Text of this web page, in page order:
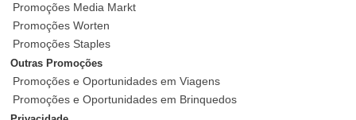
Promoções Media Markt
Promoções Worten
Promoções Staples
Outras Promoções
Promoções e Oportunidades em Viagens
Promoções e Oportunidades em Brinquedos